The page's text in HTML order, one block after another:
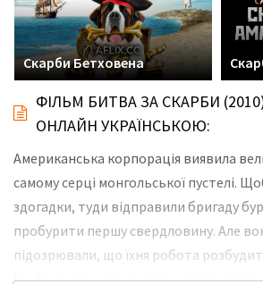
Скарби Бетховена
ФІЛЬМ БИТВА ЗА СКАРБИ
ОНЛАЙН УКРАЇНСЬКОЮ:
Американська корпорація виявила
самому серці монгольської пустелі.
здогадки, туди відправили бригаду
пробурити першу свердловину. Але
підозрювали, що їхня робота
Глибоко під землею тисячі років спали